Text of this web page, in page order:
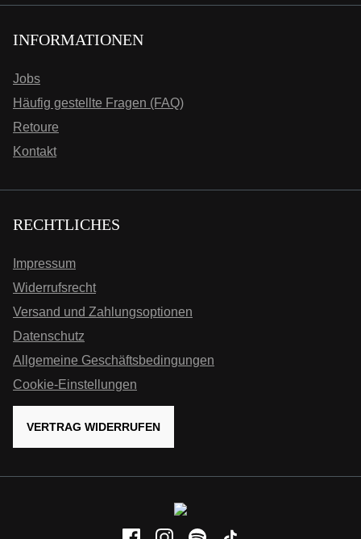
INFORMATIONEN
Jobs
Häufig gestellte Fragen (FAQ)
Retoure
Kontakt
RECHTLICHES
Impressum
Widerrufsrecht
Versand und Zahlungsoptionen
Datenschutz
Allgemeine Geschäftsbedingungen
Cookie-Einstellungen
VERTRAG WIDERRUFEN